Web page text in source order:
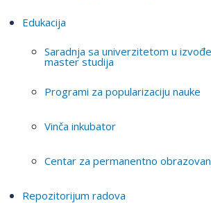
Edukacija
Saradnja sa univerzitetom u
master studija
Programi za popularizaciju nauke
Vinča inkubator
Centar za permanentno
Repozitorijum radova